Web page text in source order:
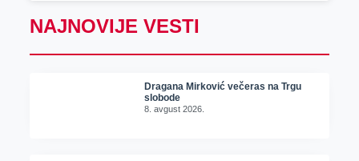
NAJNOVIJE VESTI
Dragana Mirković večeras na Trgu
slobode
8. avgust 2026.